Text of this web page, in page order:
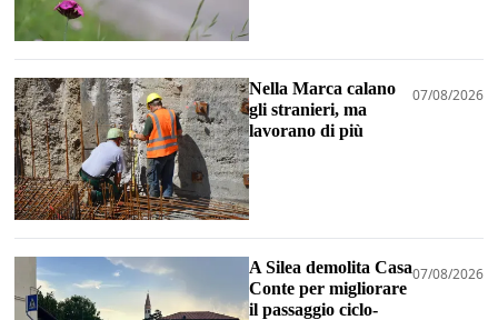
Nella Marca calano
gli stranieri, ma
lavorano di più
07/08/2026
A Silea demolita Casa
Conte per migliorare
il passaggio ciclo-
07/08/2026